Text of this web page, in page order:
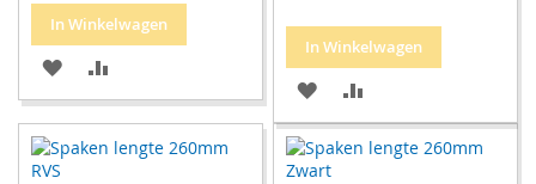
In Winkelwagen
VOEG
TOE
AAN
OM
TE
In Winkelwagen
VOEG
TOE
AAN
OM